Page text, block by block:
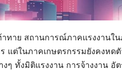
าทาย สถานการณ์ภาคแรงงาน
แต่ในภาคเกษตรกรรมยังคงห
ๆ ทั้งมิติแรงงาน การจ้างงาน อั